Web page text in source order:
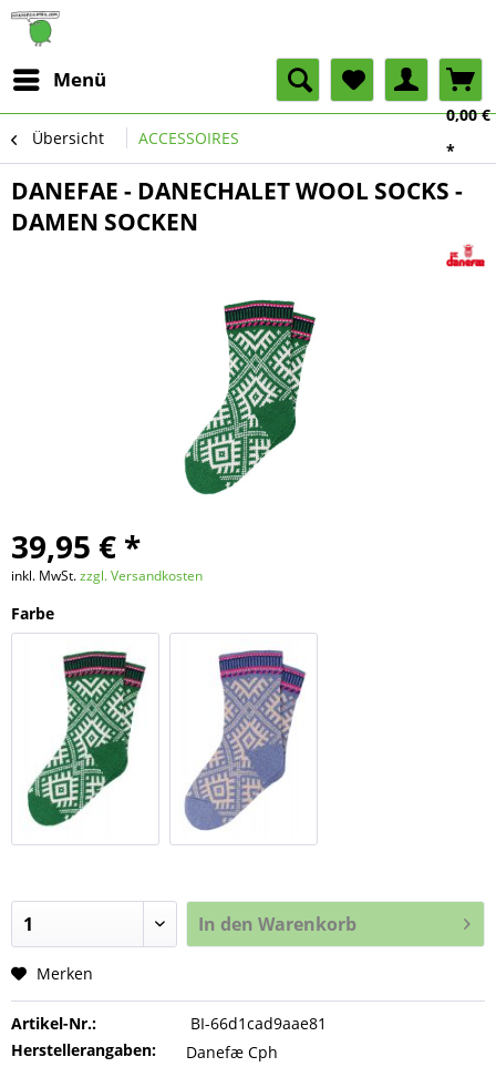
Menü
0,00 €
*
Übersicht ACCESSOIRES
DANEFAE - DANECHALET WOOL SOCKS -
DAMEN SOCKEN
39,95 € *
inkl. MwSt.zzgl. Versandkosten
Farbe
In den Warenkorb
Merken
Artikel-Nr.:
BI-66d1cad9aae81
Herstellerangaben:
Danefæ Cph